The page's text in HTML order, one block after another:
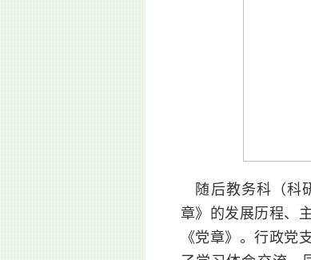
随后教务科（科
章》的发展历程、
《党章》。行政党